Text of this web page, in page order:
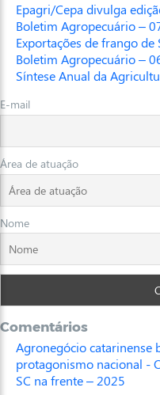
Epagri/Cepa divulga
Boletim Agropecuário –
Exportações de frango
Boletim Agropecuário –
Síntese Anual da
E-mail
Área de atuação
Nome
Comentários
Agronegócio catarinense
protagonismo nacional -
SC na frente – 2025